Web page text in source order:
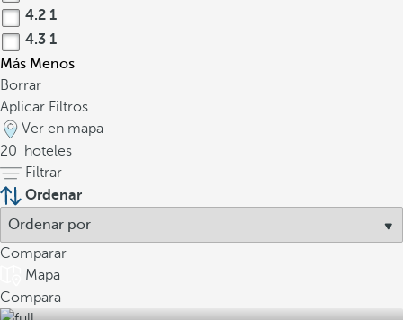
4.2 1
4.3 1
Más Menos
Borrar
Aplicar Filtros
Ver en mapa
20
hoteles
Filtrar
Ordenar
Comparar
Mapa
Compara